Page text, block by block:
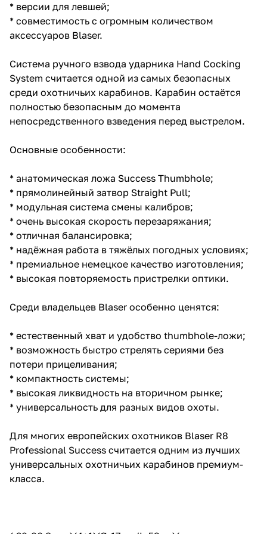
* версии для левшей;
* совместимость с огромным количеством
аксессуаров Blaser.
Система ручного взвода ударника Hand Cocking
System считается одной из самых безопасных
среди охотничьих карабинов. Карабин остаётся
полностью безопасным до момента
непосредственного взведения перед выстрелом.
Основные особенности:
* анатомическая ложа Success Thumbhole;
* прямолинейный затвор Straight Pull;
* модульная система смены калибров;
* очень высокая скорость перезаряжания;
* отличная балансировка;
* надёжная работа в тяжёлых погодных условиях;
* премиальное немецкое качество изготовления;
* высокая повторяемость пристрелки оптики.
Среди владельцев Blaser особенно ценятся:
* естественный хват и удобство thumbhole-ложи;
* возможность быстро стрелять сериями без
потери прицеливания;
* компактность системы;
* высокая ликвидность на вторичном рынке;
* универсальность для разных видов охоты.
Для многих европейских охотников Blaser R8
Professional Success считается одним из лучших
универсальных охотничьих карабинов премиум-
класса.